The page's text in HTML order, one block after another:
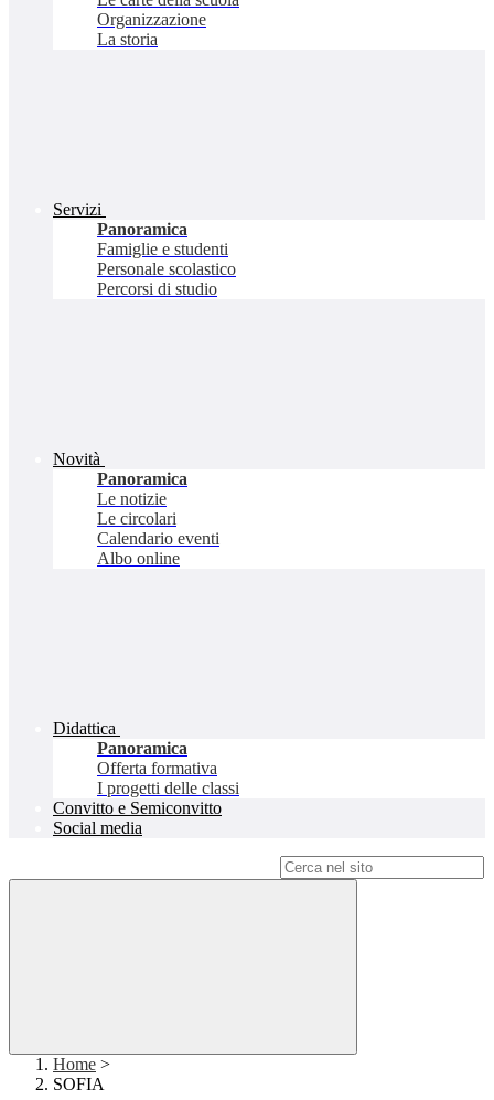
Organizzazione
La storia
Servizi
Panoramica
Famiglie e studenti
Personale scolastico
Percorsi di studio
Novità
Panoramica
Le notizie
Le circolari
Calendario eventi
Albo online
Didattica
Panoramica
Offerta formativa
I progetti delle classi
Convitto e Semiconvitto
Social media
Home >
SOFIA